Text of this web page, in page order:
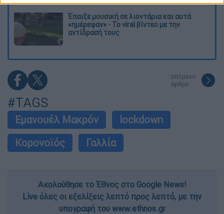
Έπαιξε μουσική σε λιοντάρια και αυτά
«ημέρεψαν» - Το viral βίντεο με την
αντίδρασή τους
επόμενο
άρθρο
#TAGS
Εμανουέλ Μακρόν
lockdown
Κορονοϊός
Γαλλία
Ακολούθησε το Έθνος στο Google News!
Live όλες οι εξελίξεις λεπτό προς λεπτό, με την
υπογραφή του www.ethnos.gr